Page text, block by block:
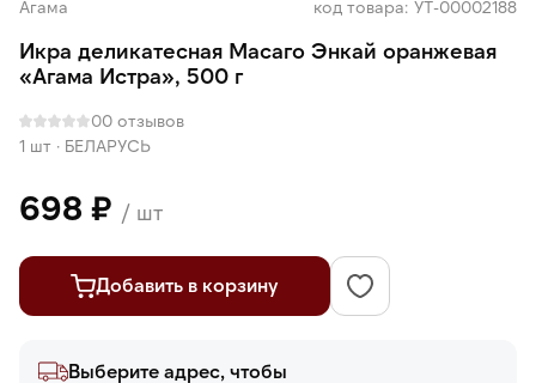
Агама код товара: УТ-00002188
Икра деликатесная Масаго Энкай оранжевая
«Агама Истра», 500 г
00 отзывов
1 шт · БЕЛАРУСЬ
698 ₽ / шт
Добавить в корзину
Выберите адрес, чтобы